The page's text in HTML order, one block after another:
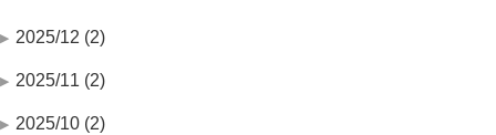
2025/12 (2)
2025/11 (2)
2025/10 (2)